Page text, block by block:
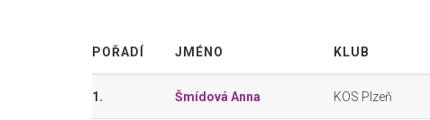
POŘADÍ JMÉNO KLUB
1. Šmídová Anna KOS Plzeň